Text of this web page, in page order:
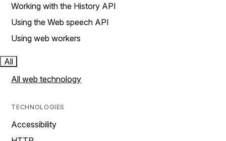
Working with the History API
Using the Web speech API
Using web workers
All
All web technology
TECHNOLOGIES
Accessibility